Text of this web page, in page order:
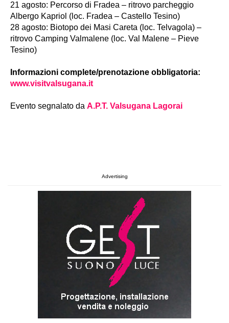
21 agosto: Percorso di Fradea – ritrovo parcheggio
Albergo Kapriol (loc. Fradea – Castello Tesino)
28 agosto: Biotopo dei Masi Careta (loc. Telvagola) –
ritrovo Camping Valmalene (loc. Val Malene – Pieve
Tesino)
Informazioni complete/prenotazione obbligatoria:
www.visitvalsugana.it
Evento segnalato da A.P.T. Valsugana Lagorai
Advertising